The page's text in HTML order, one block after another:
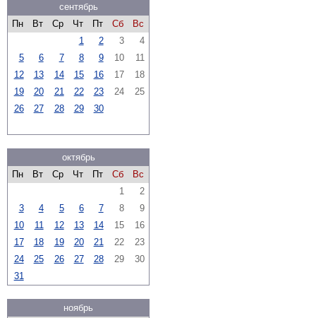
сентябрь
Пн
Вт Ср Чт Пт Сб
Вс
1
2 3
4
5
6 7 8 9 10
11
12
13 14 15 16 17
18
19
20 21 22 23 24
25
26
27 28 29 30
октябрь
Пн
Вт Ср Чт Пт Сб
Вс
1
2
3
4 5 6 7 8
9
10
11 12 13 14 15
16
17
18 19 20 21 22
23
24
25 26 27 28 29
30
31
ноябрь